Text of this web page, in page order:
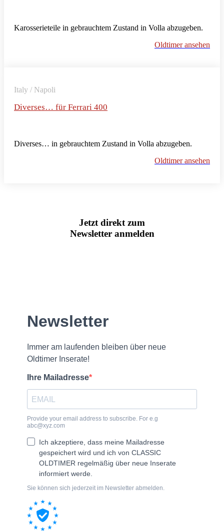
Karosserieteile in gebrauchtem Zustand in Volla abzugeben.
Oldtimer ansehen
Italy / Napoli
Diverses… für Ferrari 400
Diverses… in gebrauchtem Zustand in Volla abzugeben.
Oldtimer ansehen
Jetzt direkt zum
Newsletter anmelden